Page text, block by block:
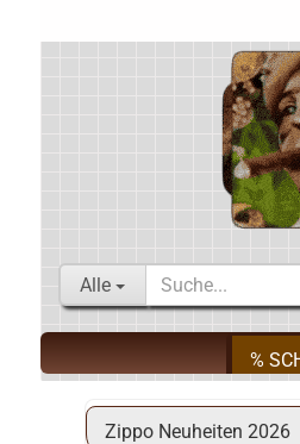
Alle
%
Zippo Neuheiten 2026